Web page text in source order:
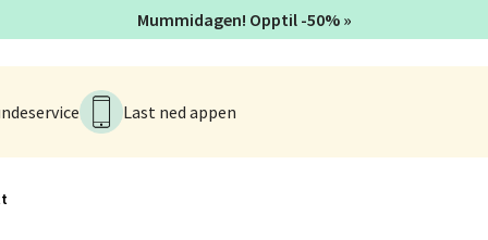
Last ned appen
Mummidagen! Opptil -50% »
4, 6800 Førde
10-20
- Galleriet
8, 5014 Bergen